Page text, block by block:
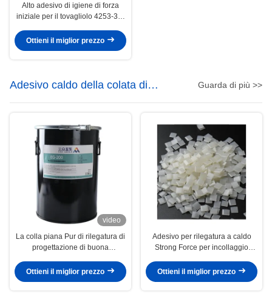
Alto adesivo di igiene di forza
iniziale per il tovagliolo 4253-34-
Ottieni il miglior prezzo
Adesivo caldo della colata di
rilegatura
Guarda di più >>
video
La colla piana Pur di rilegatura di
progettazione di buona
planarità ha basato l'adesivo
Ottieni il miglior prezzo
Adesivo per rilegatura a caldo
Strong Force per incollaggio
Ottieni il miglior prezzo